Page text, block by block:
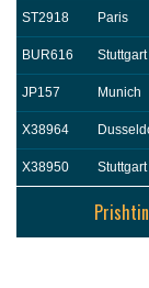
ST2918 Paris
BUR616 Stuttgart
JP157 Munich
X38964
X38950 Stuttgart